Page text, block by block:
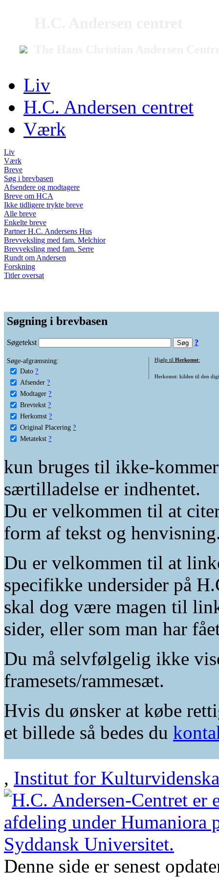
Liv
H.C. Andersen centret
Værk
Liv
Værk
Breve
Søg i brevbasen
Afsendere og modtagere
Breve om HCA
Ikke tidligere trykte breve
Alle breve
Enkelte breve
Partner H.C. Andersens Hus
Brevveksling med fam. Melchior
Brevveksling med fam. Serre
Rundt om Andersen
Forskning
Titler oversat
Søgning i brevbasen
Søgetekst ?
Søge-afgrænsning:
Dato ?
Afsender ?
Modtager ?
Brevtekst ?
Herkomst ?
Original Placering ?
Metatekst ?
Hjælp til Herkomst:
Herkomst: kilden til den
kun bruges til ikke-
særtilladelse er indhentet.
Du er velkommen til at
form af tekst og
Du er velkommen til at
specifikke undersider på
skal dog være magen til
sider, eller som man har
Du må selvfølgelig ikke
framesets/rammesæt.
Hvis du ønsker at købe
et billede så bedes du
, Institut for
Denne side er senest